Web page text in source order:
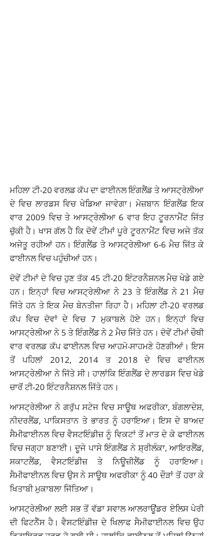
ਮਹਿਲਾ ਟੀ-20 ਵਰਲਡ ਕੱਪ ਦਾ ਫਾਈਨਲ ਇੰਗਲੈਂਡ ਤੇ ਆਸਟ੍ਰੇਲੀਆ
ਦੇ ਵਿਚ ਲਾਰਡਸ ਵਿਚ ਖੇਡਿਆ ਜਾਵੇਗਾ। ਮੇਜ਼ਬਾਨ ਇੰਗਲੈਂਡ ਇਕ
ਵਾਰ 2009 ਵਿਚ ਤੇ ਆਸਟ੍ਰੇਲੀਆ 6 ਵਾਰ ਇਹ ਟੂਰਨਾਮੈਂਟ ਜਿੱਤ
ਚੁੱਕੀ ਹੈ। ਖਾਸ ਗੱਲ ਹੈ ਕਿ ਦੋਵੇਂ ਟੀਮਾਂ ਪੂਰੇ ਟੂਰਨਾਮੈਂਟ ਵਿਚ ਅਜੇ ਤੱਕ
ਅਜੇਤੂ ਰਹੀਆਂ ਹਨ। ਇੰਗਲੈਂਡ ਤੇ ਆਸਟ੍ਰੇਲੀਆ 6-6 ਮੈਚ ਜਿੱਤ ਕੇ
ਫਾਈਨਲ ਵਿਚ ਪਹੁੰਚੀਆਂ ਹਨ।
ਦੋਵੇਂ ਟੀਮਾਂ ਦੇ ਵਿਚ ਹੁਣ ਤੱਕ 45 ਟੀ-20 ਇੰਟਰਨੈਸ਼ਨਲ ਮੈਚ ਖੇਡੇ ਗਏ
ਹਨ। ਇਨ੍ਹਾਂ ਵਿਚ ਆਸਟ੍ਰੇਲੀਆ ਨੇ 23 ਤੇ ਇੰਗਲੈਂਡ ਨੇ 21 ਮੈਚ
ਜਿੱਤੇ ਹਨ ਤੇ ਇਕ ਮੈਚ ਬੇਨਤੀਜਾ ਰਿਹਾ ਹੈ। ਮਹਿਲਾ ਟੀ-20 ਵਰਲਡ
ਕੱਪ ਵਿਚ ਦੋਵਾਂ ਦੇ ਵਿਚ 7 ਮੁਕਾਬਲੇ ਹੋਏ ਹਨ। ਇਨ੍ਹਾਂ ਵਿਚ
ਆਸਟ੍ਰੇਲੀਆ ਨੇ 5 ਤੇ ਇੰਗਲੈਂਡ ਨੇ 2 ਮੈਚ ਜਿੱਤੇ ਹਨ। ਦੋਵੇਂ ਟੀਮਾਂ ਚੌਥੀ
ਵਾਰ ਵਰਲਡ ਕੱਪ ਫਾਈਨਲ ਵਿਚ ਆਹਮੋ-ਸਾਹਮਣੇ ਹੋਣਗੀਆਂ। ਇਸ
ਤੋਂ ਪਹਿਲਾਂ 2012, 2014 ਤ 2018 ਦੇ ਵਿਚ ਫਾਈਨਲ
ਆਸਟ੍ਰੇਲੀਆ ਨੇ ਜਿੱਤੇ ਸੀ। ਹਾਲਾਂਕਿ ਇੰਗਲੈਂਡ ਦੇ ਲਾਰਡਸ ਵਿਚ ਖੇਡੇ
ਚਾਰੋਂ ਟੀ-20 ਇੰਟਰਨੈਸ਼ਨਲ ਜਿੱਤੇ ਹਨ।
ਆਸਟ੍ਰੇਲੀਆ ਨੇ ਗਰੁੱਪ ਸਟੇਜ ਵਿਚ ਸਾਊਥ ਅਫਰੀਕਾ, ਬੰਗਲਾਦੇਸ਼,
ਨੀਦਰਲੈਂਡ, ਪਾਕਿਸਤਾਨ ਤੇ ਭਾਰਤ ਨੂੰ ਹਰਾਇਆ। ਇਸ ਦੇ ਬਾਅਦ
ਸੈਮੀਫਾਈਨਲ ਵਿਚ ਵੈਸਟਇੰਡੀਜ਼ ਨੂੰ ਵਿਕਟਾਂ ਤੋਂ ਮਾਤ ਦੇ ਕੇ ਫਾਈਨਲ
ਵਿਚ ਜਗ੍ਹਾ ਬਣਾਈ। ਦੂਜੇ ਪਾਸੇ ਇੰਗਲੈਂਡ ਨੇ ਸ਼੍ਰੀਲੰਕਾ, ਆਇਰਲੈਂਡ,
ਸਕਾਟਲੈਂਡ, ਵੈਸਟਇੰਡੀਜ਼ ਤੇ ਨਿਊਜ਼ੀਲੈਂਡ ਨੂੰ ਹਰਾਇਆ।
ਸੈਮੀਫਾਈਨਲ ਵਿਚ ਉਸ ਨੇ ਸਾਊਥ ਅਫਰੀਕਾ ਨੂੰ 40 ਦੌੜਾਂ ਤੋਂ ਹਰਾ ਕੇ
ਖਿਤਾਬੀ ਮੁਕਾਬਲਾ ਜਿੱਤਿਆ।
ਆਸਟ੍ਰੇਲੀਆ ਲਈ ਸਭ ਤੋਂ ਵੱਡਾ ਸਵਾਲ ਆਲਰਾਊਂਡਰ ਏਲਿਸ ਪੇਰੀ
ਦੀ ਫਿਟਨੈੱਸ ਹੈ। ਵੈਸਟਇੰਡੀਜ਼ ਦੇ ਖਿਲਾਫ ਸੈਮੀਫਾਈਨਲ ਵਿਚ ਉਹ